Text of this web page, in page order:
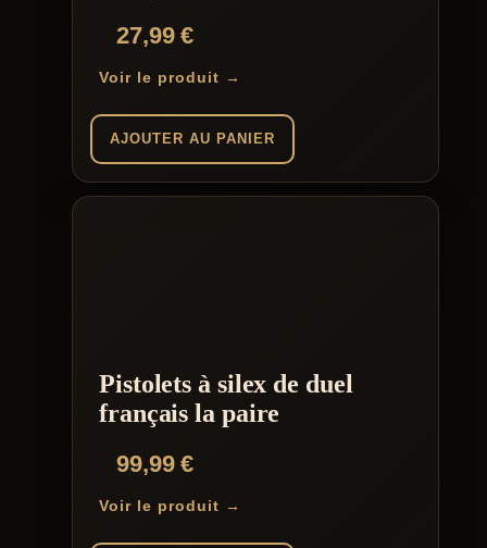
27,99€
Voir le produit →
AJOUTER AU PANIER
Pistolets à silex de duel
français la paire
99,99€
Voir le produit →